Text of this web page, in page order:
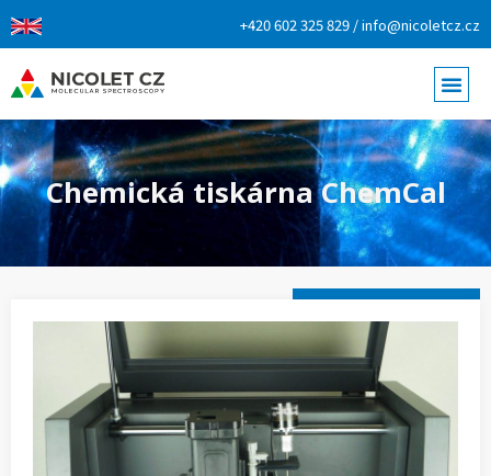
+420 602 325 829 / info@nicoletcz.cz
Chemická tiskárna ChemCal